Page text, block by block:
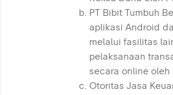
PT Bibit Tumbuh
aplikasi Android
melalui fasilitas
pelaksanaan
secara online oleh
Otoritas Jasa